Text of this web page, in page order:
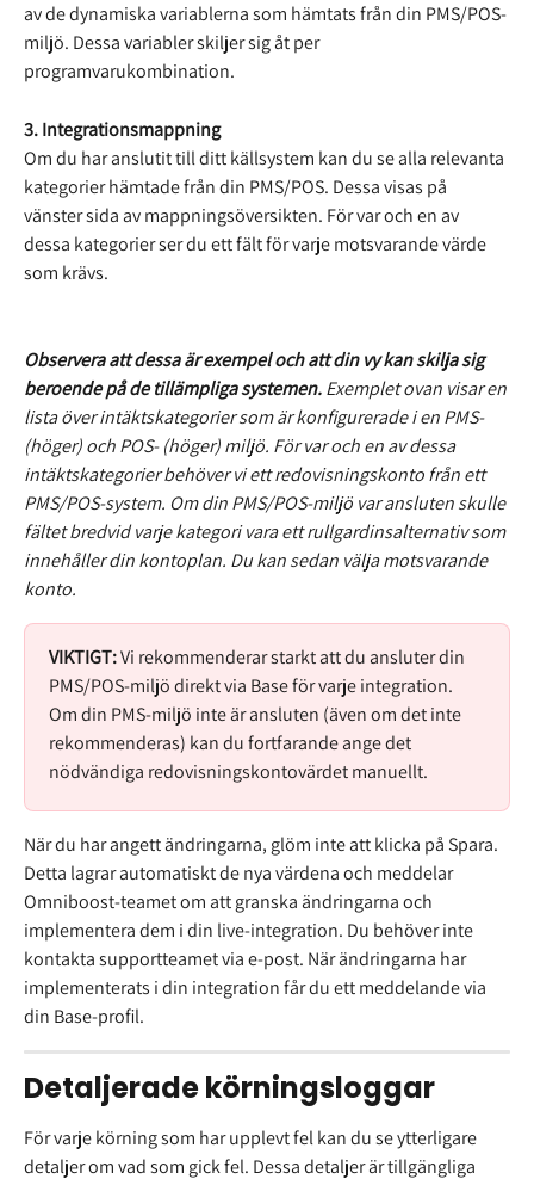
av de dynamiska variablerna som hämtats från din PMS/POS-
miljö. Dessa variabler skiljer sig åt per
programvarukombination.
3. Integrationsmappning
Om du har anslutit till ditt källsystem kan du se alla relevanta
kategorier hämtade från din PMS/POS. Dessa visas på
vänster sida av mappningsöversikten. För var och en av
dessa kategorier ser du ett fält för varje motsvarande värde
som krävs.
Observera att dessa är exempel och att din vy kan skilja sig
beroende på de tillämpliga systemen. Exemplet ovan visar en
lista över intäktskategorier som är konfigurerade i en PMS-
(höger) och POS- (höger) miljö. För var och en av dessa
intäktskategorier behöver vi ett redovisningskonto från ett
PMS/POS-system. Om din PMS/POS-miljö var ansluten skulle
fältet bredvid varje kategori vara ett rullgardinsalternativ som
innehåller din kontoplan. Du kan sedan välja motsvarande
konto.
VIKTIGT: Vi rekommenderar starkt att du ansluter din
PMS/POS-miljö direkt via Base för varje integration.
Om din PMS-miljö inte är ansluten (även om det inte
rekommenderas) kan du fortfarande ange det
nödvändiga redovisningskontovärdet manuellt.
När du har angett ändringarna, glöm inte att klicka på Spara.
Detta lagrar automatiskt de nya värdena och meddelar
Omniboost-teamet om att granska ändringarna och
implementera dem i din live-integration. Du behöver inte
kontakta supportteamet via e-post. När ändringarna har
implementerats i din integration får du ett meddelande via
din Base-profil.
Detaljerade körningsloggar
För varje körning som har upplevt fel kan du se ytterligare
detaljer om vad som gick fel. Dessa detaljer är tillgängliga